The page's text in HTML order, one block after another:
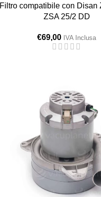
Filtro compatibile con Disan
ZSA 25/2 DD
€69,00 IVA Inclusa